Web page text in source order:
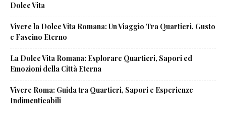
Dolce Vita
Vivere la Dolce Vita Romana: Un Viaggio Tra Quartieri, Gusto
e Fascino Eterno
La Dolce Vita Romana: Esplorare Quartieri, Sapori ed
Emozioni della Città Eterna
Vivere Roma: Guida tra Quartieri, Sapori e Esperienze
Indimenticabili